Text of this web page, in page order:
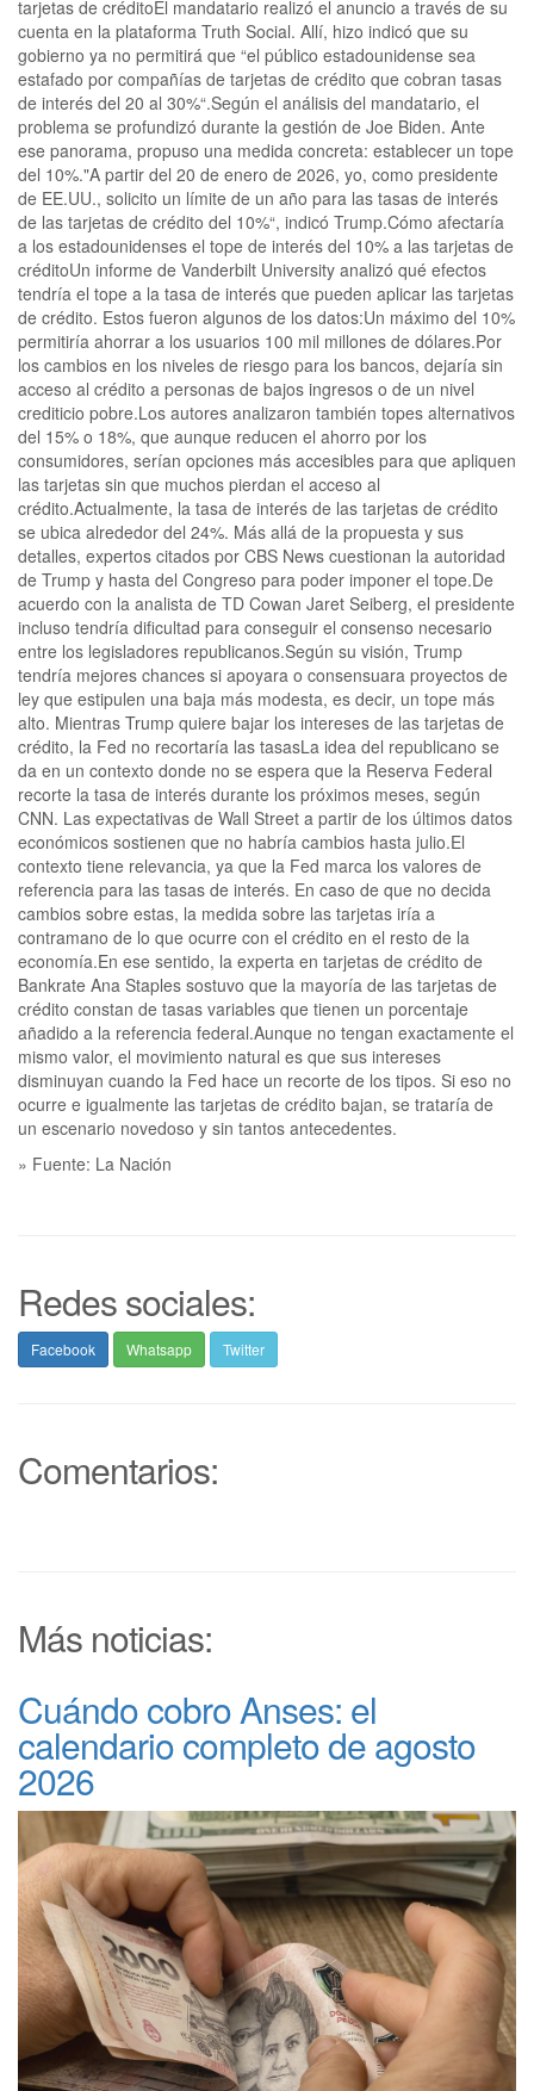
tarjetas de créditoEl mandatario realizó el anuncio a través de su
cuenta en la plataforma Truth Social. Allí, hizo indicó que su
gobierno ya no permitirá que “el público estadounidense sea
estafado por compañías de tarjetas de crédito que cobran tasas
de interés del 20 al 30%“.Según el análisis del mandatario, el
problema se profundizó durante la gestión de Joe Biden. Ante
ese panorama, propuso una medida concreta: establecer un tope
del 10%."A partir del 20 de enero de 2026, yo, como presidente
de EE.UU., solicito un límite de un año para las tasas de interés
de las tarjetas de crédito del 10%“, indicó Trump.Cómo afectaría
a los estadounidenses el tope de interés del 10% a las tarjetas de
créditoUn informe de Vanderbilt University analizó qué efectos
tendría el tope a la tasa de interés que pueden aplicar las tarjetas
de crédito. Estos fueron algunos de los datos:Un máximo del 10%
permitiría ahorrar a los usuarios 100 mil millones de dólares.Por
los cambios en los niveles de riesgo para los bancos, dejaría sin
acceso al crédito a personas de bajos ingresos o de un nivel
crediticio pobre.Los autores analizaron también topes alternativos
del 15% o 18%, que aunque reducen el ahorro por los
consumidores, serían opciones más accesibles para que apliquen
las tarjetas sin que muchos pierdan el acceso al
crédito.Actualmente, la tasa de interés de las tarjetas de crédito
se ubica alrededor del 24%. Más allá de la propuesta y sus
detalles, expertos citados por CBS News cuestionan la autoridad
de Trump y hasta del Congreso para poder imponer el tope.De
acuerdo con la analista de TD Cowan Jaret Seiberg, el presidente
incluso tendría dificultad para conseguir el consenso necesario
entre los legisladores republicanos.Según su visión, Trump
tendría mejores chances si apoyara o consensuara proyectos de
ley que estipulen una baja más modesta, es decir, un tope más
alto. Mientras Trump quiere bajar los intereses de las tarjetas de
crédito, la Fed no recortaría las tasasLa idea del republicano se
da en un contexto donde no se espera que la Reserva Federal
recorte la tasa de interés durante los próximos meses, según
CNN. Las expectativas de Wall Street a partir de los últimos datos
económicos sostienen que no habría cambios hasta julio.El
contexto tiene relevancia, ya que la Fed marca los valores de
referencia para las tasas de interés. En caso de que no decida
cambios sobre estas, la medida sobre las tarjetas iría a
contramano de lo que ocurre con el crédito en el resto de la
economía.En ese sentido, la experta en tarjetas de crédito de
Bankrate Ana Staples sostuvo que la mayoría de las tarjetas de
crédito constan de tasas variables que tienen un porcentaje
añadido a la referencia federal.Aunque no tengan exactamente el
mismo valor, el movimiento natural es que sus intereses
disminuyan cuando la Fed hace un recorte de los tipos. Si eso no
ocurre e igualmente las tarjetas de crédito bajan, se trataría de
un escenario novedoso y sin tantos antecedentes.
» Fuente: La Nación
Redes sociales:
Facebook Whatsapp Twitter
Comentarios:
Más noticias:
Cuándo cobro Anses: el
calendario completo de agosto
2026